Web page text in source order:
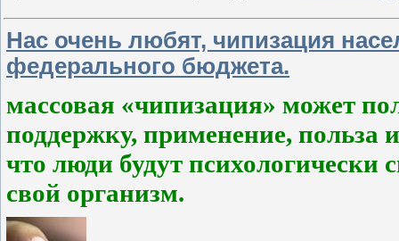
Нас очень любят, чипизация
федерального бюджета.
массовая «чипизация» может
поддержку, применение, польза
что люди будут психологически
свой организм.